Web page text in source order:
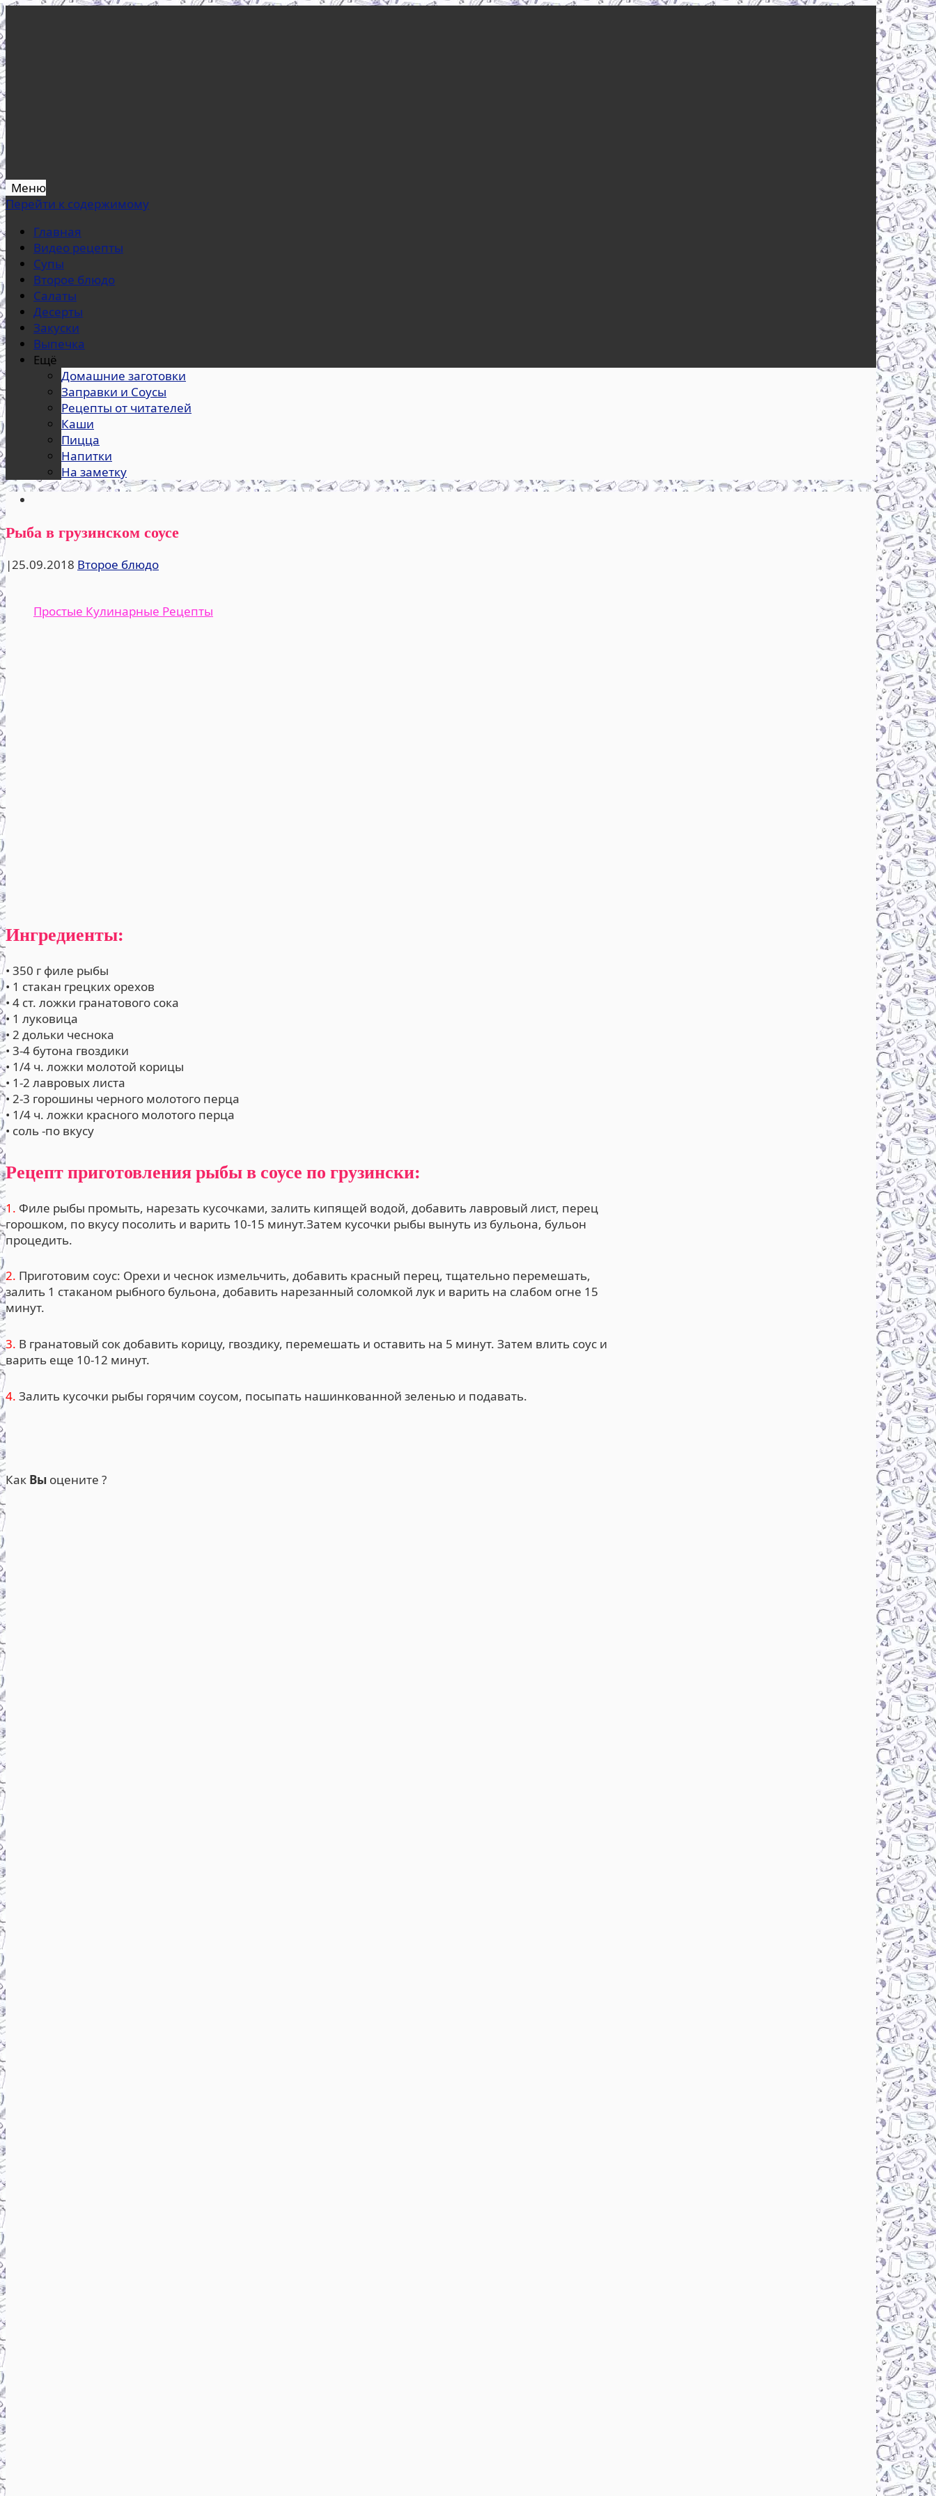
Простые Кулинарные Рецепты
Меню
Перейти к содержимому
Главная
Видео рецепты
Супы
Второе блюдо
Салаты
Десерты
Закуски
Выпечка
Ещё
Домашние заготовки
Заправки и Соусы
Рецепты от читателей
Каши
Пицца
Напитки
На заметку
Рыба в грузинском соусе
|25.09.2018 Второе блюдо
Ингредиенты:
• 350 г филе рыбы
• 1 стакан грецких орехов
• 4 ст. ложки гранатового сока
• 1 луковица
• 2 дольки чеснока
• 3-4 бутона гвоздики
• 1/4 ч. ложки молотой корицы
• 1-2 лавровых листа
• 2-3 горошины черного молотого перца
• 1/4 ч. ложки красного молотого перца
• соль -по вкусу
Рецепт приготовления рыбы в соусе по грузински:
1. Филе рыбы промыть, нарезать кусочками, залить кипящей водой, добавить лавровый лист, перец
горошком, по вкусу посолить и варить 10-15 минут.Затем кусочки рыбы вынуть из бульона, бульон
процедить.
2. Приготовим соус: Орехи и чеснок измельчить, добавить красный перец, тщательно перемешать,
залить 1 стаканом рыбного бульона, добавить нарезанный соломкой лук и варить на слабом огне 15
минут.
3. В гранатовый сок добавить корицу, гвоздику, перемешать и оставить на 5 минут. Затем влить соус и
варить еще 10-12 минут.
4. Залить кусочки рыбы горячим соусом, посыпать нашинкованной зеленью и подавать.
Как Вы оцените ?